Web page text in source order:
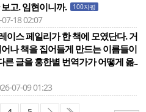
고. 임현이니까. 100자평
18 02:07
이스 페일리가 한 책에 모였단다. 거
나 책을 집어들게 만드는 이름들이
른 글을 홍한별 번역가가 어떻게 옮..
07-09 01:23